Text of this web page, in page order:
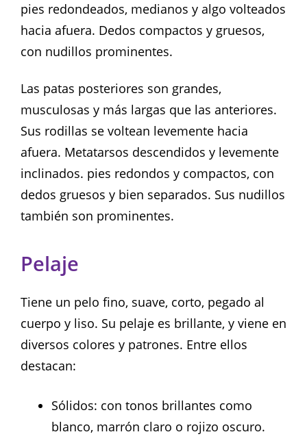
pies redondeados, medianos y algo volteados
hacia afuera. Dedos compactos y gruesos,
con nudillos prominentes.
Las patas posteriores son grandes,
musculosas y más largas que las anteriores.
Sus rodillas se voltean levemente hacia
afuera. Metatarsos descendidos y levemente
inclinados. pies redondos y compactos, con
dedos gruesos y bien separados. Sus nudillos
también son prominentes.
Pelaje
Tiene un pelo fino, suave, corto, pegado al
cuerpo y liso. Su pelaje es brillante, y viene en
diversos colores y patrones. Entre ellos
destacan:
Sólidos: con tonos brillantes como
blanco, marrón claro o rojizo oscuro.